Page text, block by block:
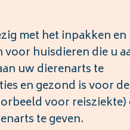
met het inpakken en
huisdieren die u
uw dierenarts te
en gezond is voor de
voor reisziekte)
te geven.